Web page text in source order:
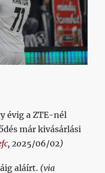
évig a ZTE-nél
már kivásárlási
, 2025/06/02)
aláírt. (via